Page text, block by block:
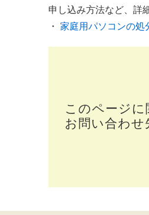
申し込み方法など、詳
・ 家庭用パソコンの処
このページに
お問い合わせ